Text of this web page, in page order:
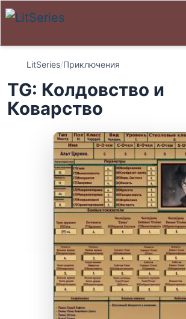
LitSeries/Приключения
TG: Колдовство и
Коварство